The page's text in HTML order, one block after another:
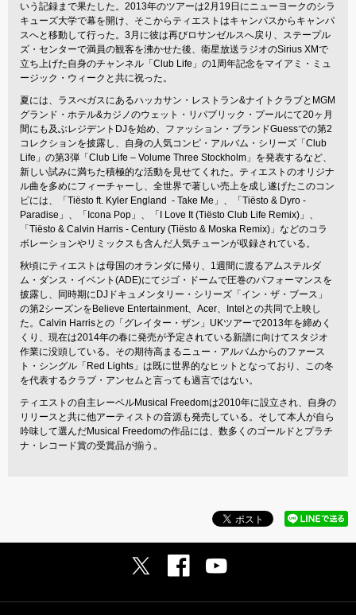
いう記録まで果たした。2013年のツアーは2月19日にニューヨークのシラ
キューズ大学で幕を開け、そこからティエストはキャンパスからキャンパ
スへと移動して行った。3月に彼は再びロサンゼルスへ戻り、ステープル
ズ・センターで満員の観客を沸かせた後、衛星放送ラジオのSirius XMで
立ち上げた自身のチャンネル「Club Life」の1周年記念をマイアミ・ミュ
ージック・ウィークと共に祝った。
夏には、ラスべガスにあるハッカサン・レストラン&ナイトクラブとMGM
グランド・ホテル&カジノのウェット・リパブリック・プールにて20ヶ月
間にも及ぶレジデントDJを始め、ファッション・ブランドGuessでの第2
コレクションを披露し、自身の人気コンピ・アルバム・シリーズ「Club
Life」の第3弾「Club Life – Volume Three Stockholm」を発表するなど、
新しい試みに満ちた積極的な活動を見せてくれた。ティエストのオリジナ
ル曲を多めにフィーチャーし、全世界で著しい売上を成し遂げたこのコン
ピには、「Tiësto ft. Kyler England - Take Me」、「Tiësto & Dyro -
Paradise」、「Icona Pop」、「I Love It (Tiësto Club Life Remix)」、
「Tiësto & Calvin Harris - Century (Tiësto & Moska Remix)」などのコラ
ボレーションやリミックスも含んだ人気チューンが収録されている。
秋頃にティエストは母国のオランダに帰り、1週間に渡るアムステルダ
ム・ダンス・イベント(ADE)にてジゴ・ドームで圧巻のパフォーマンスを
披露し、同時期にDJドキュメンタリー・シリーズ「イン・ザ・ブース」
の第2シーズンをBelieve Entertainment、Acer、Intelとの共同で上映し
た。Calvin Harrisとの「グレイター・ザン」UKツアーで2013年を締めく
くり、現在は2014年の春に発売が予定されている新譜に向けてスタジオ
作業に没頭している。その期待高まるニュー・アルバムからのファース
ト・シングル「Red Lights」は既に世界的なヒットとなっており、この冬
を代表するクラブ・アンセムと言っても過言ではない。
ティエストの自主レーベルMusical Freedomは2010年に設立され、自身の
リリースと共に他アーティストの音源も発売している。そして本人が自ら
吟味して選んだMusical Freedomの作品には、数多くのゴールドとプラチ
ナ・レコード賞の受賞品が揃う。